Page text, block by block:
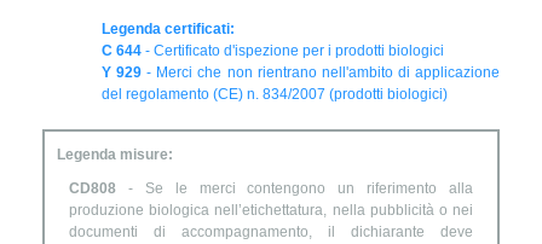
Legenda certificati:
C 644 - Certificato d'ispezione per i prodotti biologici
Y 929 - Merci che non rientrano nell'ambito di applicazione
del regolamento (CE) n. 834/2007 (prodotti biologici)
Legenda misure:
CD808 - Se le merci contengono un riferimento alla
produzione biologica nell’etichettatura, nella pubblicità o nei
documenti di accompagnamento, il dichiarante deve